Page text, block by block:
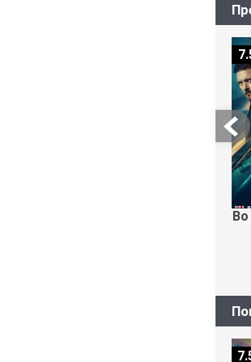
Во